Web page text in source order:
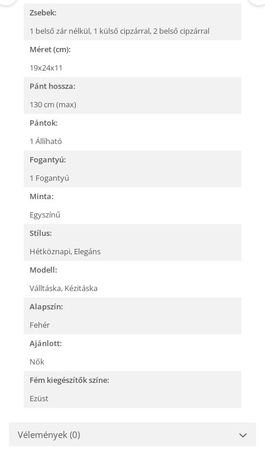
Zsebek:
1 belső zár nélkül, 1 külső cipzárral,2 belső cipzárral
Méret (cm):
19x24x11
Pánt hossza:
130 cm (max)
Pántok:
1 Állíható
Fogantyú:
1 Fogantyú
Minta:
Egyszínű
Stílus:
Hétköznapi, Elegáns
Modell:
Válltáska, Kézitáska
Alapszín:
Fehér
Ajánlott:
Nők
Fém kiegészítők színe:
Ezüst
Vélemények (0)